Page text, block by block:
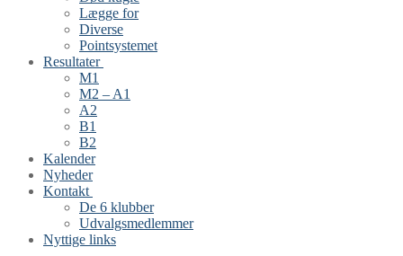
Lægge for
Diverse
Pointsystemet
Resultater
M1
M2 – A1
A2
B1
B2
Kalender
Nyheder
Kontakt
De 6 klubber
Udvalgsmedlemmer
Nyttige links